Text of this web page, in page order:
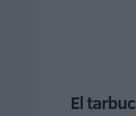
El